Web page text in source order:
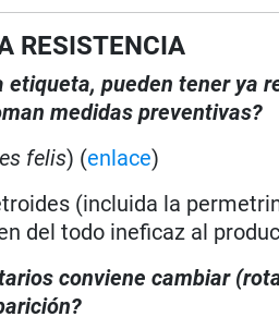
RESISTENCIA
pueden tener ya
medidas preventivas?
felis) (enlace)
(incluida la
del todo ineficaz al
conviene cambiar